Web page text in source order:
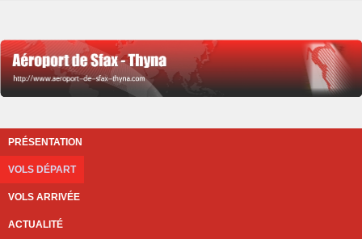
PRÉSENTATION
VOLS DÉPART
VOLS ARRIVÉE
ACTUALITÉ